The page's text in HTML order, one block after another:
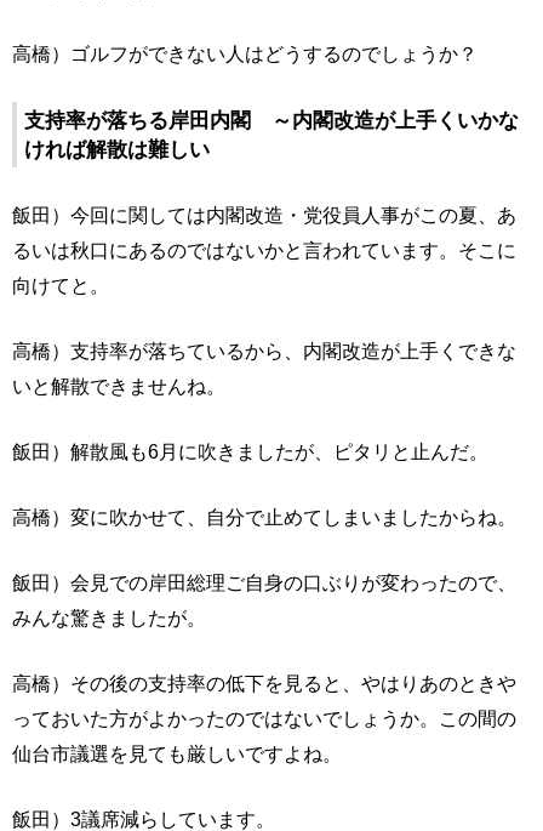
高橋）ゴルフができない人はどうするのでしょうか？
支持率が落ちる岸田内閣 ～内閣改造が上手くいかな
ければ解散は難しい
飯田）今回に関しては内閣改造・党役員人事がこの夏、あ
るいは秋口にあるのではないかと言われています。そこに
向けてと。
高橋）支持率が落ちているから、内閣改造が上手くできな
いと解散できませんね。
飯田）解散風も6月に吹きましたが、ピタリと止んだ。
高橋）変に吹かせて、自分で止めてしまいましたからね。
飯田）会見での岸田総理ご自身の口ぶりが変わったので、
みんな驚きましたが。
高橋）その後の支持率の低下を見ると、やはりあのときや
っておいた方がよかったのではないでしょうか。この間の
仙台市議選を見ても厳しいですよね。
飯田）3議席減らしています。